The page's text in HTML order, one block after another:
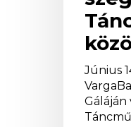
Június